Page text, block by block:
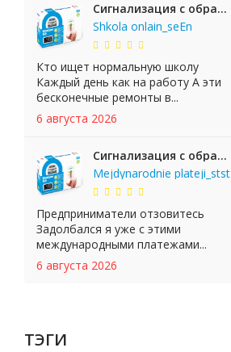
Сигнализация с обратной связью StarLine E65 BT 2CAN+LIN
Shkola onlain_seEn
Кто ищет нормальную школу
Каждый день как на работу А эти
бесконечные ремонты в...
6 августа 2026
Сигнализация с обратной связью StarLine E65 BT 2CAN+LIN
Mejdynarodnie plateji_stst
Предприниматели отзовитесь
Задолбался я уже с этими
международными платежами...
6 августа 2026
ТЭГИ